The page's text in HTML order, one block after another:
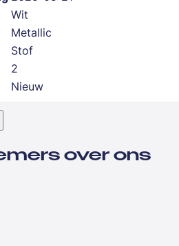
Wit
Metallic
Stof
2
Nieuw
over ons